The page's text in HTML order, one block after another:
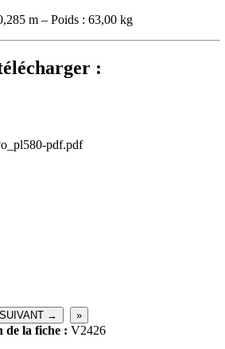
m – Poids : 63,00 kg
:
pdf.pdf
SUIVANT → »
de la fiche : V2426